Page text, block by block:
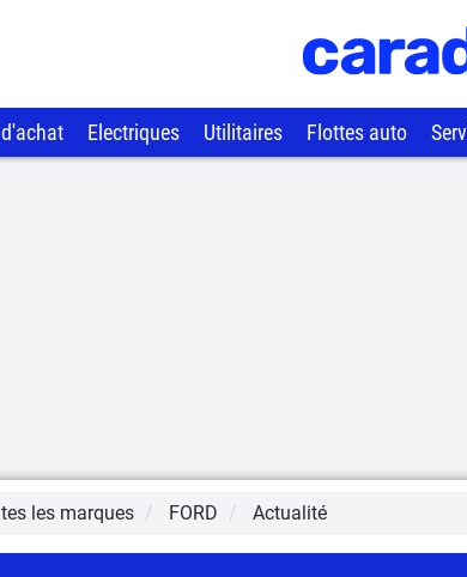
Electriques Utilitaires Flottes auto
les marques FORD Actualité